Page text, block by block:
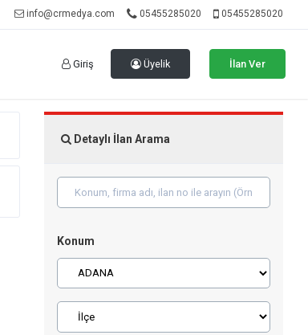
info@crmedya.com 05455285020 05455285020
Giriş Üyelik İlan Ver
Detaylı İlan Arama
Konum